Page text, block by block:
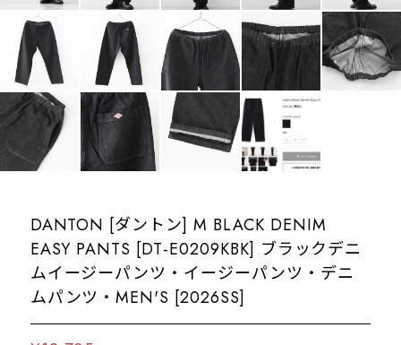
DANTON [ダントン] M BLACK DENIM
EASY PANTS [DT-E0209KBK] ブラックデニ
ムイージーパンツ・イージーパンツ・デニ
ムパンツ・MEN'S [2026SS]